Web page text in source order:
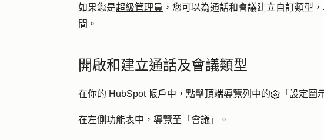
如果您是超級管理員 ，您可以為通話和會議建立自訂類型
間。
開啟和建立通話及會議類型
在你的 HubSpot 帳戶中，點擊頂端導覽列中的 「設定圖
在左側功能表中，導覽至「 會議 」。